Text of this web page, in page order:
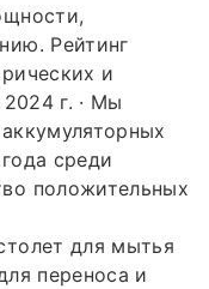
Рейтинг
и
г. · Мы
среди
положительных
для мытья
переноса и